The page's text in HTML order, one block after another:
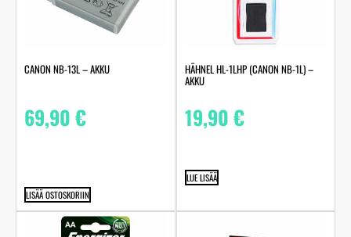
CANON NB-13L – AKKU
69,90€
LISÄÄ OSTOSKORIIN
HÄHNEL HL-1LHP (CANON NB-1L) –
AKKU
19,90€
LUE LISÄÄ